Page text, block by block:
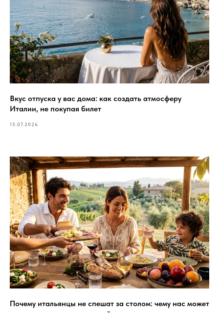
Вкус отпуска у вас дома: как создать атмосферу
Италии, не покупая билет
15.07.2026
Почему итальянцы не спешат за столом: чему нас может